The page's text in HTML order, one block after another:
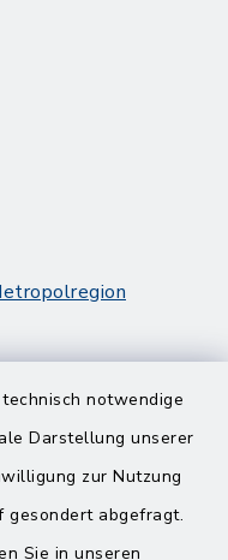
notwendige
Darstellung unserer
zur Nutzung
gesondert abgefragt.
Sie in unseren